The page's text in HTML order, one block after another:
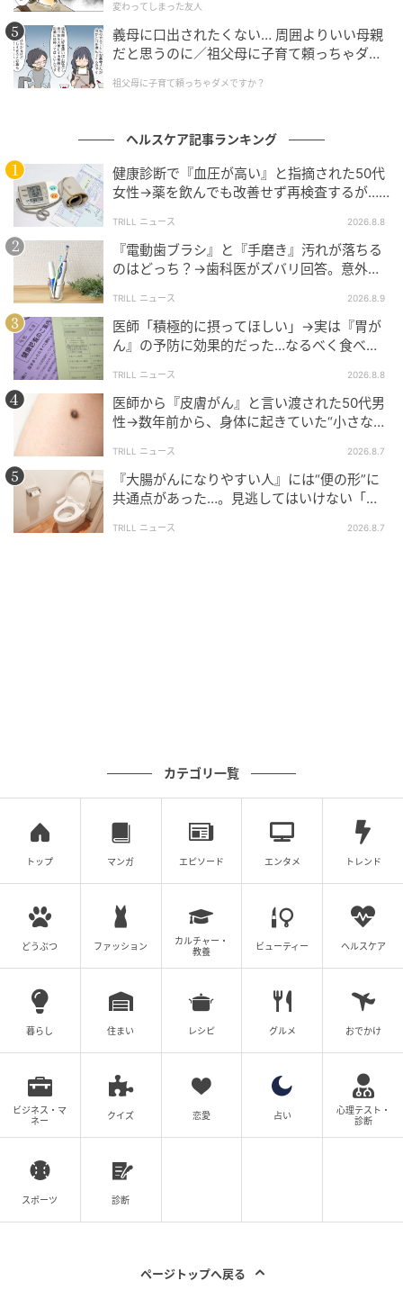
また、ナッツに多い「 良質な不飽和脂肪酸
」も積極的
に摂取したいひとつ。アーモンドやくるみなどには不
飽和脂肪酸、マグネシウム、ビタミンEなどの成分が含
で摂りすぎには注意が必要です。
食物繊維も大切で、根菜や豆類、全粒穀物に含まれる
食物繊維は、コレステロールの吸収を抑えたり、腸内
環境を整えてくれるでしょう。
さらに、食事だけでなく適度な運動や禁煙、ストレス
管理も組み合わせることで、動脈硬化の予防効果はよ
り一層高まります。
食事の工夫で血管ケア。一歩先ゆく健康習慣を
動脈硬化の予防には、適度な運動や禁煙といった生活
習慣の改善はもちろん、毎日の「食べる選択」を少し
だけ変えることが何よりの近道です。
本日ご紹介した血管を守るアプローチを振り返ってみ
これらをすべて完璧にこなそうとする必要はありませ
ん。「おやつをナッツにしてみる」「炒めものの油を
オリーブオイルに変えてみる」といった、小さくて無
理のない一歩からで十分です。
毎日の美味しい習慣で血管を若々しく保ち、健やかな
未来を守っていきましょう。
監修者：医療法人なかざわクリニック 院長 小倉 慶雄
日には】
変わってしまった友人
義母に口出されたくない… 周囲よりいい母親
だと思うのに／祖父母に子育て頼っちゃダメ
んが】
祖父母に子育て頼っちゃダメですか？
ヘルスケア記事ランキング
健康診断で『血圧が高い』と指摘された50代
女性→薬を飲んでも改善せず再検査するが…
TRILL ニュース 2026.8.8
『電動歯ブラシ』と『手磨き』汚れが落ちる
のはどっち？→歯科医がズバリ回答。意外と
TRILL ニュース 2026.8.9
医師「積極的に摂ってほしい」→実は『胃が
ん』の予防に効果的だった…なるべく食べる
TRILL ニュース 2026.8.8
医師から『皮膚がん』と言い渡された50代男
性→数年前から、身体に起きていた“小さな異
TRILL ニュース 2026.8.7
『大腸がんになりやすい人』には“便の形”に
共通点があった…。見逃してはいけない「危
TRILL ニュース 2026.8.7
カテゴリ一覧
トップ マンガ エピソード エンタメ トレンド
どうぶつ ファッション
カルチャー・
教養
ビューティー ヘルスケア
暮らし 住まい レシピ グルメ おでかけ
ビジネス・マ
ネー
クイズ 恋愛 占い
心理テスト・
診断
スポーツ 診断
ページトップへ戻る